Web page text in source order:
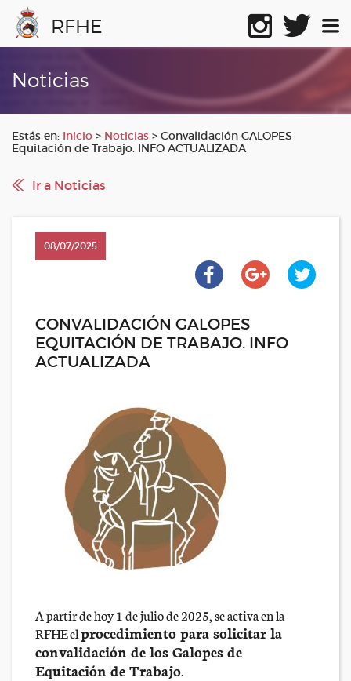
RFHE
Noticias
Estás en: Inicio > Noticias > Convalidación GALOPES
Equitación de Trabajo. INFO ACTUALIZADA
Ir a Noticias
08/07/2025
CONVALIDACIÓN GALOPES
EQUITACIÓN DE TRABAJO. INFO
ACTUALIZADA
A partir de hoy 1 de julio de 2025, se activa en la
RFHE elprocedimiento para solicitar la
convalidación de los Galopes de
Equitación de Trabajo.